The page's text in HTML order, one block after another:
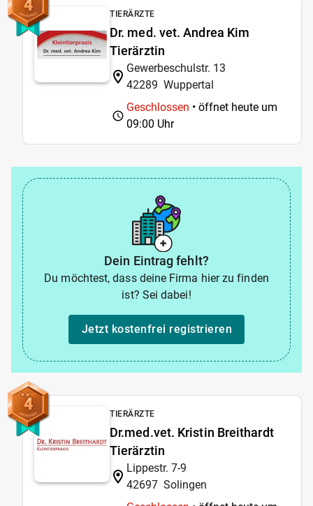
4 TIERÄRZTE
Dr. med. vet. Andrea Kim
Tierärztin
Gewerbeschulstr. 13
42289 Wuppertal
Geschlossen • öffnet heute um
09:00 Uhr
Dein Eintrag fehlt?
Du möchtest, dass deine Firma hier zu finden
ist? Sei dabei!
Jetzt kostenfrei registrieren
4 TIERÄRZTE
Dr.med.vet. Kristin Breithardt
Tierärztin
Lippestr. 7-9
42697 Solingen